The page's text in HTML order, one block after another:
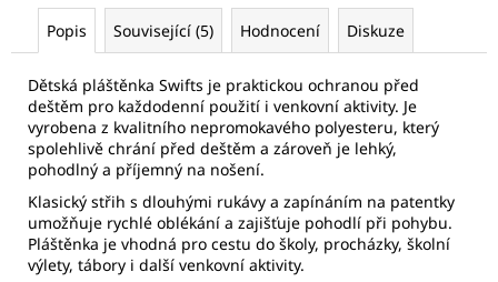
Popis Související (5) Hodnocení Diskuze
Dětská pláštěnka Swifts je praktickou ochranou před
deštěm pro každodenní použití i venkovní aktivity. Je
vyrobena z kvalitního nepromokavého polyesteru, který
spolehlivě chrání před deštěm a zároveň je lehký,
pohodlný a příjemný na nošení.
Klasický střih s dlouhými rukávy a zapínáním na patentky
umožňuje rychlé oblékání a zajišťuje pohodlí při pohybu.
Pláštěnka je vhodná pro cestu do školy, procházky, školní
výlety, tábory i další venkovní aktivity.